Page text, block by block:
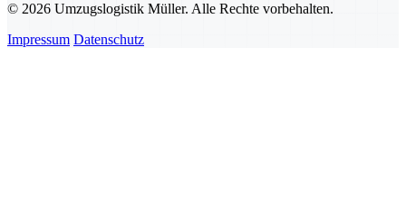
© 2026 Umzugslogistik Müller. Alle Rechte vorbehalten.
Impressum Datenschutz